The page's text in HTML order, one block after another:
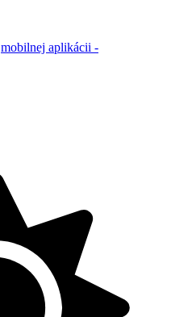
mobilnej aplikácii -